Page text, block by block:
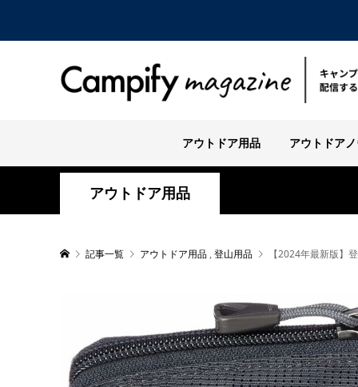
アウトドア用品 アウトドア
アウトドア用品
記事一覧 アウトドア用品 ,登山用品 【2024年最新版】